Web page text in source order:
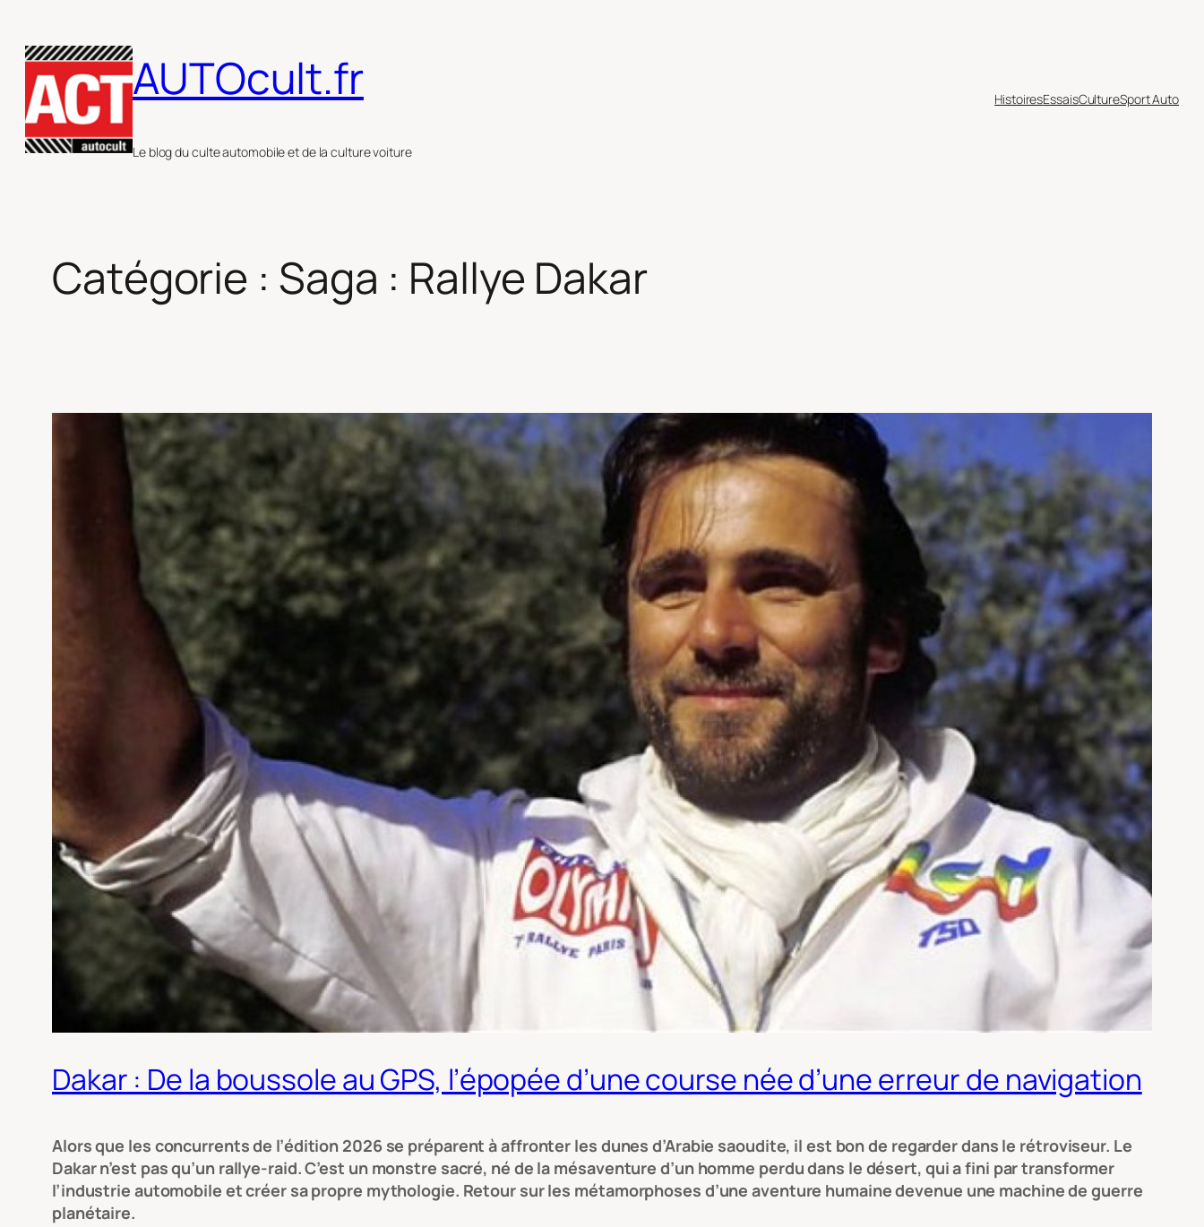
au
contenu
AUTOcult.fr
Le blog du culte automobile et de la culture voiture
HistoiresEssaisCultureSport Auto
Catégorie : Saga : Rallye Dakar
Dakar : De la boussole au GPS, l’épopée d’une course née d’une erreur de navigation
Alors que les concurrents de l’édition 2026 se préparent à affronter les dunes d’Arabie saoudite, il est bon de regarder dans le rétroviseur. Le
Dakar n’est pas qu’un rallye-raid. C’est un monstre sacré, né de la mésaventure d’un homme perdu dans le désert, qui a fini par transformer
l’industrie automobile et créer sa propre mythologie. Retour sur les métamorphoses d’une aventure humaine devenue une machine de guerre
planétaire.